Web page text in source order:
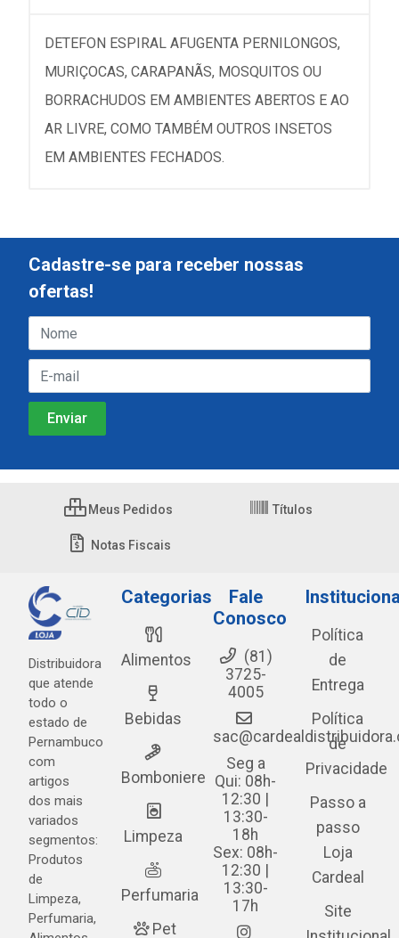
DETEFON ESPIRAL AFUGENTA PERNILONGOS,
MURIÇOCAS, CARAPANÃS, MOSQUITOS OU
BORRACHUDOS EM AMBIENTES ABERTOS E AO
AR LIVRE, COMO TAMBÉM OUTROS INSETOS
EM AMBIENTES FECHADOS.
Cadastre-se para receber nossas
ofertas!
Meus Pedidos Títulos
Notas Fiscais
Distribuidora
que atende
todo o
estado de
Pernambuco
com
artigos
dos mais
variados
segmentos:
Produtos
de
Limpeza,
Perfumaria,
Categorias
Alimentos
Bebidas
Bomboniere
Limpeza
Perfumaria
Pet
Fale
Conosco
(81)
3725-
4005
Seg a
Qui: 08h-
12:30 |
13:30-
18h
Sex: 08h-
12:30 |
13:30-
17h
Política
de
Entrega
Política
de
Privacidade
Passo a
passo
Loja
Cardeal
Site